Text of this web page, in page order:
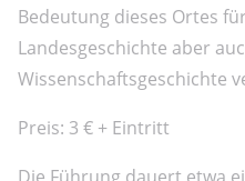
Bedeutung dieses Ortes
Landesgeschichte aber
Wissenschaftsgeschichte
Preis: 3 € + Eintritt